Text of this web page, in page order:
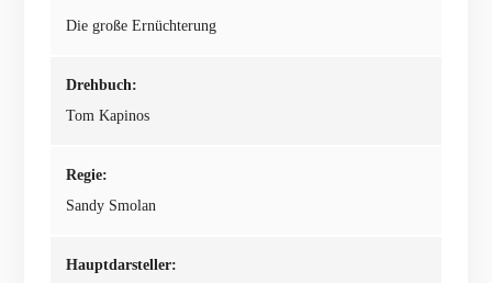
Die große Ernüchterung
Drehbuch:
Tom Kapinos
Regie:
Sandy Smolan
Hauptdarsteller: